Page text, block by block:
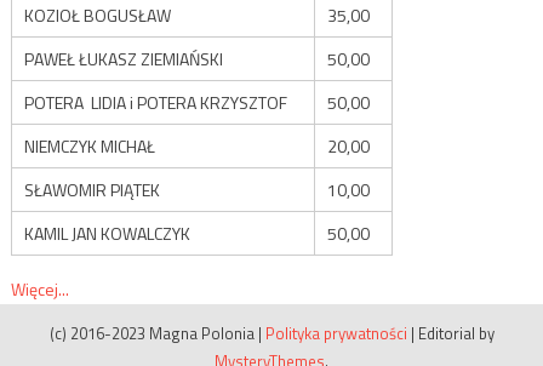
KOZIOŁ BOGUSŁAW
35,00
PAWEŁ ŁUKASZ ZIEMIAŃSKI
50,00
POTERA LIDIA i POTERA KRZYSZTOF
50,00
NIEMCZYK MICHAŁ
20,00
SŁAWOMIR PIĄTEK
10,00
KAMIL JAN KOWALCZYK
50,00
Więcej...
(c) 2016-2023 Magna Polonia | Polityka prywatności | Editorial by
MysteryThemes.